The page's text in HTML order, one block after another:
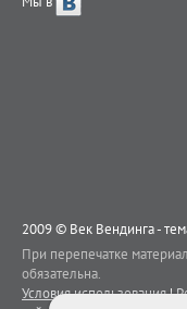
2009 © Век Вендинга -
При перепечатке
обязательна.
Условия использования|